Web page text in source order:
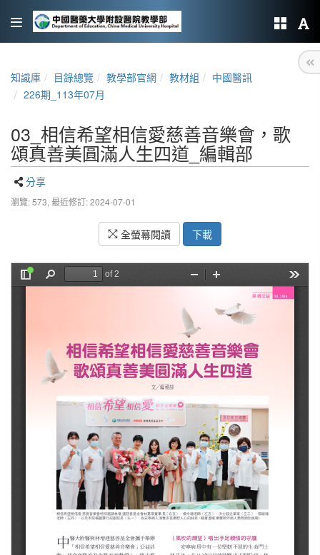
知識庫 目錄總覽 教學部官網 教材組
中國醫訊
226期_113年07月
03_相信希望相信愛慈善音樂會，歌
頌真善美圓滿人生四道_編輯部
分享
瀏覽: 573, 最近修訂: 2024-07-01
全螢幕閱讀 下載